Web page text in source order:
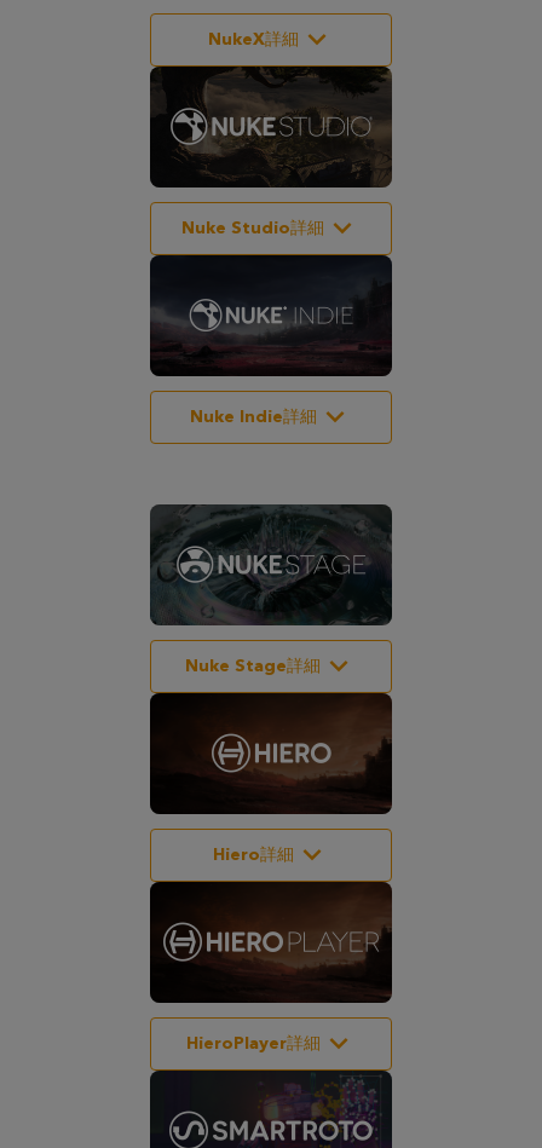
NukeX詳細
Nuke Studio詳細
Nuke Indie詳細
Nuke Stage詳細
Hiero詳細
HieroPlayer詳細